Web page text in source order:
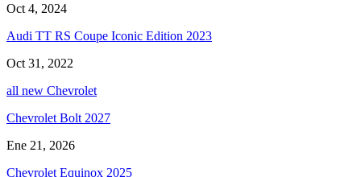
Oct 4, 2024
Audi TT RS Coupe Iconic Edition 2023
Oct 31, 2022
all new Chevrolet
Chevrolet Bolt 2027
Ene 21, 2026
Chevrolet Equinox 2025